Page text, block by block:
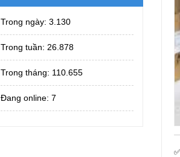
Trong ngày: 3.130
Trong tuần: 26.878
Trong tháng: 110.655
Đang online: 7
✅